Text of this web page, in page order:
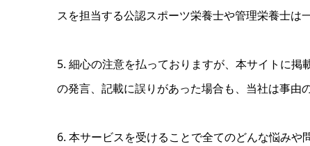
スを担当する公認スポーツ栄養士や管理栄養士は
5. 細心の注意を払っておりますが、本サイトに
の発言、記載に誤りがあった場合も、当社は事由
6. 本サービスを受けることで全てのどんな悩みや